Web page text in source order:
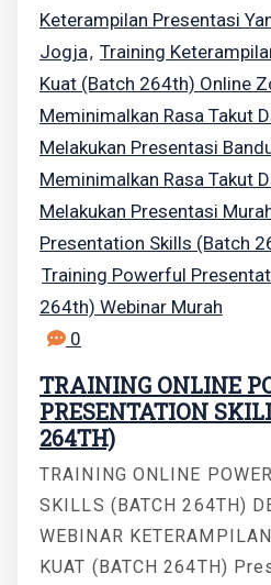
Keterampilan Presentasi
Jogja, Training
Kuat (Batch 264th) Online
Meminimalkan Rasa Takut
Melakukan Presentasi
Meminimalkan Rasa Takut
Melakukan Presentasi
Presentation Skills (Batch
Training Powerful
264th) Webinar Murah
0
TRAINING ONLINE
PRESENTATION
264TH)
TRAINING ONLINE
SKILLS (BATCH 264TH)
WEBINAR
KUAT (BATCH 264TH)